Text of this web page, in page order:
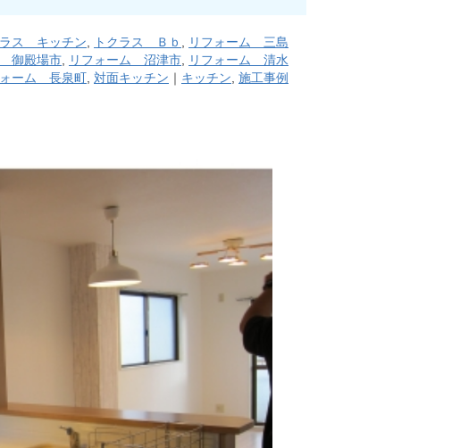
ラス キッチン トクラス Ｂｂ
リフォーム 三島
御殿場市 リフォーム 沼津市
リフォーム 清水
ォーム 長泉町 対面キッチン ｜ キッチン 施工事例